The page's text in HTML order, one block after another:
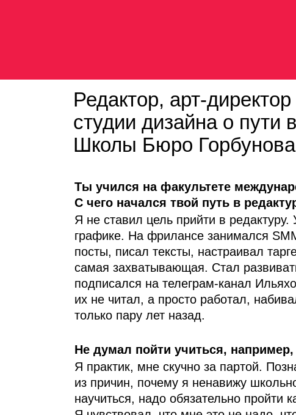
Редактор, арт-
студии дизайна о
Школы Бюро
Ты учился на факультете
С чего начался твой путь в
Я не ставил цель прийти в
графике. На фрилансе занимался
посты, писал тексты, настраивал
самая захватывающая. Стал
подписался на телеграм-канал
их не читал, а просто работал,
только пару лет назад.
Не думал пойти учиться,
Я практик, мне скучно за партой.
из причин, почему я ненавижу
научиться, надо обязательно пройти